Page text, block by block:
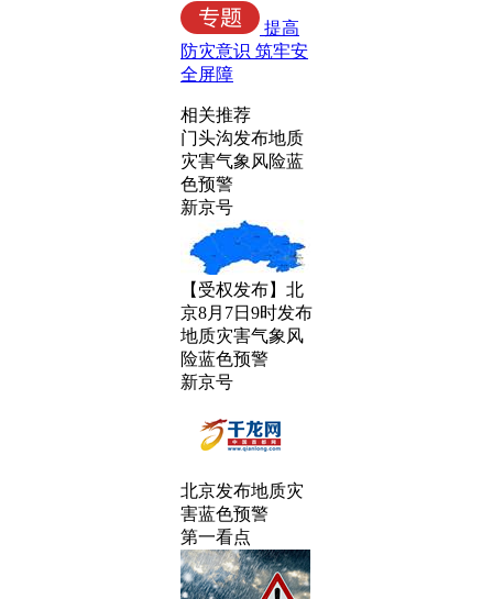
提高
防灾意识 筑牢安
全屏障
相关推荐
门头沟发布地质
灾害气象风险蓝
色预警
新京号
【受权发布】北
京8月7日9时发布
地质灾害气象风
险蓝色预警
新京号
北京发布地质灾
害蓝色预警
第一看点